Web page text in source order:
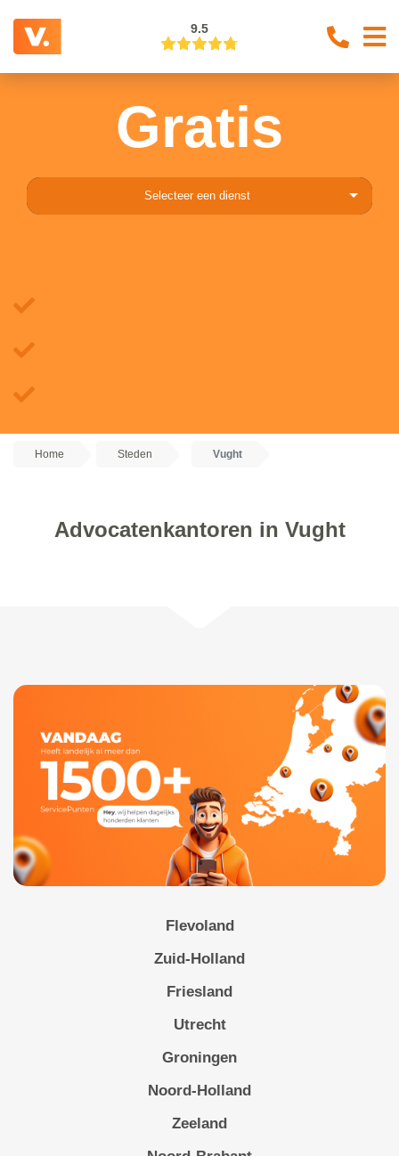
9.5
Gratis
Selecteer een dienst
Home Steden Vught
Advocatenkantoren in Vught
Flevoland
Zuid-Holland
Friesland
Utrecht
Groningen
Noord-Holland
Zeeland